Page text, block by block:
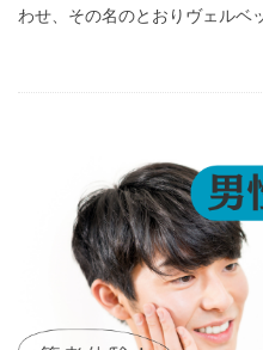
わせ、その名のとおりヴェルベ